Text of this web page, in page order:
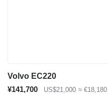
Volvo EC220
¥141,700
US$21,000 ≈ €18,180